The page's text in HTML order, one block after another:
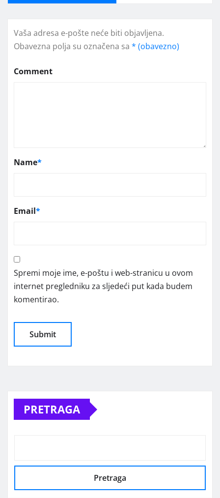
Vaša adresa e-pošte neće biti objavljena.
Obavezna polja su označena sa * (obavezno)
Comment
Name*
Email*
Spremi moje ime, e-poštu i web-stranicu u ovom
internet pregledniku za sljedeći put kada budem
komentirao.
PRETRAGA
Pretraga